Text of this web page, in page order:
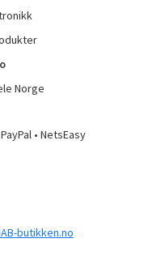
Norge
• NetsEasy
butikken.no